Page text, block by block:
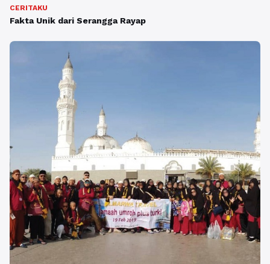
CERITAKU
Fakta Unik dari Serangga Rayap